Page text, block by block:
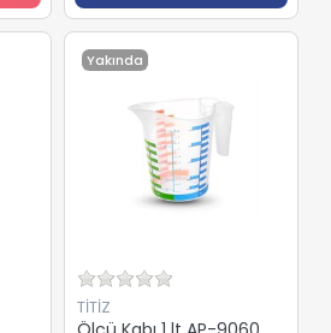
Yakında
TİTİZ